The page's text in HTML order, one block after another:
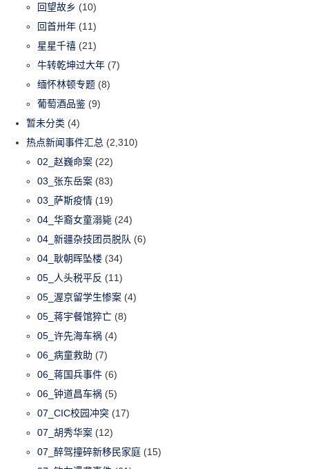
回望故乡 (10)
回首卅年 (11)
星星千禧 (21)
牛转乾坤过大年 (7)
缅怀林顿专题 (8)
葡萄酒品鉴 (9)
暂未分类 (4)
热点新闻事件汇总 (2,310)
02_赵巍命案 (22)
03_张东岳案 (83)
03_萨斯疫情 (19)
04_华裔女童溺毙 (24)
04_新疆杂技团员脱队 (6)
04_耿朝晖坠楼 (34)
05_人头税平反 (11)
05_渥京留学生惨案 (4)
05_蒋宇餐馆猝亡 (8)
05_许先海车祸 (4)
06_病童救助 (7)
06_蒋国兵事件 (6)
06_钟道昌车祸 (5)
07_CIC校园冲突 (17)
07_胡秀华案 (12)
07_醉驾撞碎新移民家庭 (15)